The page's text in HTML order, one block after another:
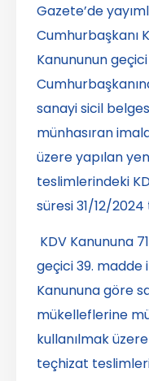
Gazete’de
Cumhurbaşkanı
Kanununun
sanayi sicil
münhasıran
üzere yapılan
teslimlerindeki
süresi 31/12/
KDV Kanununa
geçici 39. madde
Kanununa göre
mükelleflerine
kullanılmak
teçhizat teslimleri